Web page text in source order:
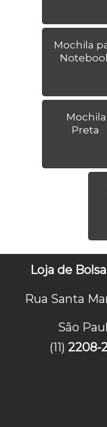
Mochila
Mochila
Preta
Loja de
Rua Santa
São
(11) 2208-